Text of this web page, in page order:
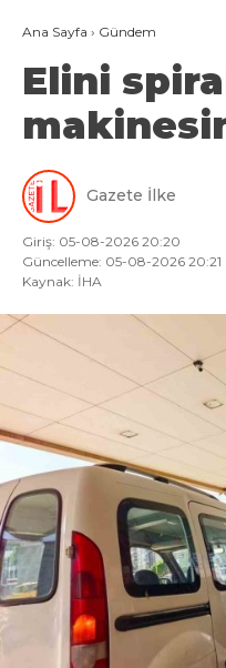
Ana Sayfa › Gündem
Elini
Gazete İlke
Giriş: 05-08-2026 20:20
Güncelleme: 05-08-2026 20:21
Kaynak: İHA